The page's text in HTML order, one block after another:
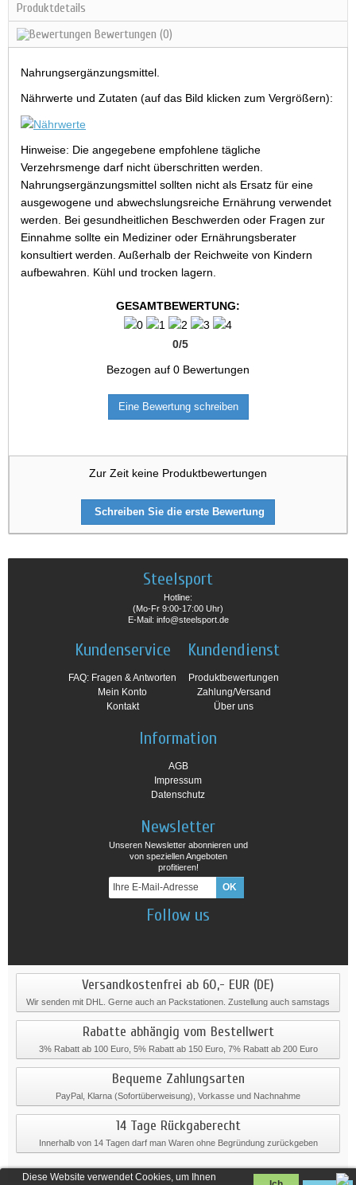
Diese Website verwendet Cookies, um Ihnen
Produktdetails
Bewertungen (0)
Nahrungsergänzungsmittel.
Nährwerte und Zutaten (auf das Bild klicken zum Vergrößern):
Hinweise: Die angegebene empfohlene tägliche
Verzehrsmenge darf nicht überschritten werden.
Nahrungsergänzungsmittel sollten nicht als Ersatz für eine
ausgewogene und abwechslungsreiche Ernährung verwendet
werden. Bei gesundheitlichen Beschwerden oder Fragen zur
Einnahme sollte ein Mediziner oder Ernährungsberater
konsultiert werden. Außerhalb der Reichweite von Kindern
aufbewahren. Kühl und trocken lagern.
GESAMTBEWERTUNG:
0/5
Bezogen auf 0 Bewertungen
Eine Bewertung schreiben
Zur Zeit keine Produktbewertungen
Schreiben Sie die erste Bewertung
Steelsport
Hotline:
(Mo-Fr 9:00-17:00 Uhr)
E-Mail: info@steelsport.de
Kundenservice
FAQ: Fragen & Antworten
Mein Konto
Kontakt
Kundendienst
Produktbewertungen
Zahlung/Versand
Über uns
Information
AGB
Impressum
Datenschutz
Newsletter
Unseren Newsletter abonnieren und
von speziellen Angeboten
profitieren!
Follow us
Versandkostenfrei ab 60,- EUR (DE)
Wir senden mit DHL. Gerne auch an Packstationen. Zustellung auch samstags
Rabatte abhängig vom Bestellwert
3% Rabatt ab 100 Euro, 5% Rabatt ab 150 Euro, 7% Rabatt ab 200 Euro
Bequeme Zahlungsarten
PayPal, Klarna (Sofortüberweisung), Vorkasse und Nachnahme
14 Tage Rückgaberecht
Innerhalb von 14 Tagen darf man Waren ohne Begründung zurückgeben